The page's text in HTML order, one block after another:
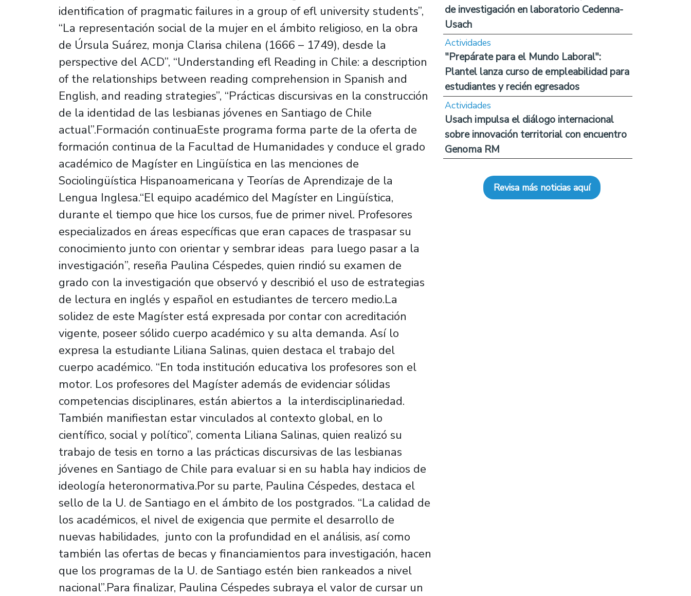
identification of pragmatic failures in a group of efl university students”,
“La representación social de la mujer en el ámbito religioso, en la obra
de Úrsula Suárez, monja Clarisa chilena (1666 – 1749), desde la
perspective del ACD”, “Understanding efl Reading in Chile: a description
of the relationships between reading comprehension in Spanish and
English, and reading strategies”, “Prácticas discursivas en la construcción
de la identidad de las lesbianas jóvenes en Santiago de Chile
actual”.Formación continuaEste programa forma parte de la oferta de
formación continua de la Facultad de Humanidades y conduce el grado
académico de Magíster en Lingüística en las menciones de
Sociolingüística Hispanoamericana y Teorías de Aprendizaje de la
Lengua Inglesa.“El equipo académico del Magíster en Lingüística,
durante el tiempo que hice los cursos, fue de primer nivel. Profesores
especializados en áreas específicas que eran capaces de traspasar su
conocimiento junto con orientar y sembrar ideas para luego pasar a la
investigación”, reseña Paulina Céspedes, quien rindió su examen de
grado con la investigación que observó y describió el uso de estrategias
de lectura en inglés y español en estudiantes de tercero medio.La
solidez de este Magíster está expresada por contar con acreditación
vigente, poseer sólido cuerpo académico y su alta demanda. Así lo
expresa la estudiante Liliana Salinas, quien destaca el trabajo del
cuerpo académico. “En toda institución educativa los profesores son el
motor. Los profesores del Magíster además de evidenciar sólidas
competencias disciplinares, están abiertos a la interdisciplinariedad.
También manifiestan estar vinculados al contexto global, en lo
científico, social y político”, comenta Liliana Salinas, quien realizó su
trabajo de tesis en torno a las prácticas discursivas de las lesbianas
jóvenes en Santiago de Chile para evaluar si en su habla hay indicios de
ideología heteronormativa.Por su parte, Paulina Céspedes, destaca el
sello de la U. de Santiago en el ámbito de los postgrados. “La calidad de
los académicos, el nivel de exigencia que permite el desarrollo de
nuevas habilidades, junto con la profundidad en el análisis, así como
también las ofertas de becas y financiamientos para investigación, hacen
que los programas de la U. de Santiago estén bien rankeados a nivel
nacional”.Para finalizar, Paulina Céspedes subraya el valor de cursar un
de investigación en laboratorio Cedenna-
Usach
Actividades
"Prepárate para el Mundo Laboral":
Plantel lanza curso de empleabilidad para
estudiantes y recién egresados
Actividades
Usach impulsa el diálogo internacional
sobre innovación territorial con encuentro
Genoma RM
Revisa más noticias aquí